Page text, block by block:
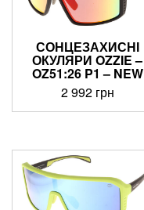
СОНЦЕЗАХИСНІ
ОКУЛЯРИ OZZIE –
OZ51:26 P1 – NEW
2 992 грн